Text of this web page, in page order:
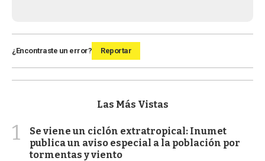
¿Encontraste un error? Reportar
Las Más Vistas
1
Se viene un ciclón extratropical: Inumet
publica un aviso especial a la población por
tormentas y viento